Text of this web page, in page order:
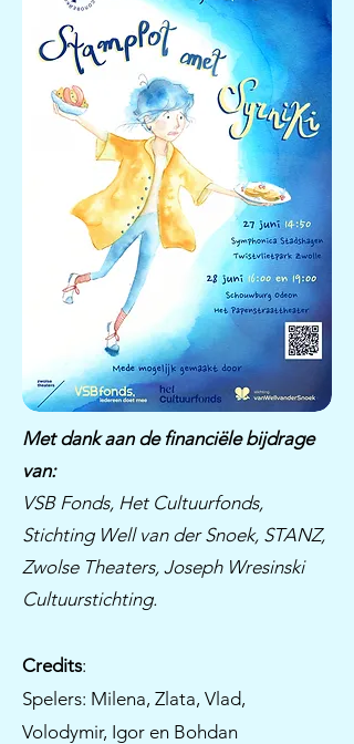
Met dank aan de financiële bijdrage
van:
VSB Fonds, Het Cultuurfonds,
Stichting Well van der Snoek, STANZ,
Zwolse Theaters, Joseph Wresinski
Cultuurstichting.
Credits:
​​Spelers: Milena, Zlata, Vlad,
Volodymir, Igor en Bohdan